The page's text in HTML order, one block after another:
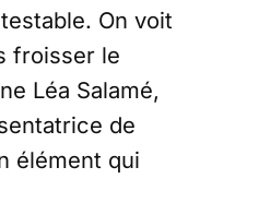
On voit
froisser le
Léa Salamé,
de
élément qui